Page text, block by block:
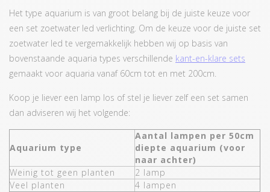
Het type aquarium is van groot belang bij de juiste keuze voor
een set zoetwater led verlichting. Om de keuze voor de juiste set
zoetwater led te vergemakkelijk hebben wij op basis van
bovenstaande aquaria types verschillende kant-en-klare sets
gemaakt voor aquaria vanaf 60cm tot en met 200cm.
Koop je liever een lamp los of stel je liever zelf een set samen
dan adviseren wij het volgende:
Aquarium type
Aantal lampen per 50cm
diepte aquarium (voor
naar achter)
Weinig tot geen planten
2 lamp
Veel planten
4 lampen